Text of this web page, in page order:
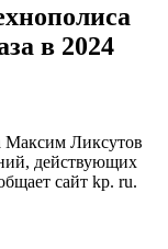
в 2024
Максим Ликсутов
действующих
сайт kp. ru.